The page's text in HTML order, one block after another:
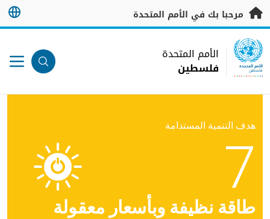
تخطى إلى المحتوى الرئيسي
مرحبا بك في الأمم المتحدة
UN Logo
الأمم المتحدة
فلسطين
الأمم المتحدة
فلسطين
هدف التنمية المستدامة
7
طاقة نظيفة وبأسعار معقولة